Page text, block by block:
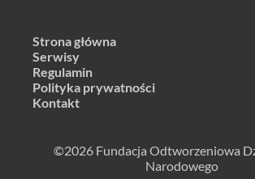
Strona główna
Serwisy
Regulamin
Polityka prywatności
Kontakt
©2026 Fundacja Odtworzeniowa
Narodowego